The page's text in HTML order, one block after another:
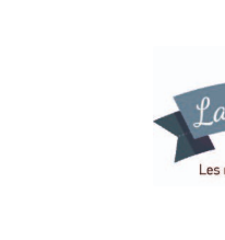
la
navigation
contenu